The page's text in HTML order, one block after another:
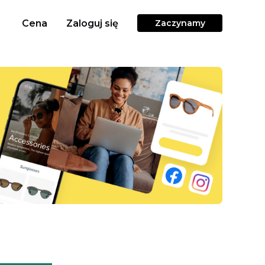
Cena Zaloguj się Zaczynamy